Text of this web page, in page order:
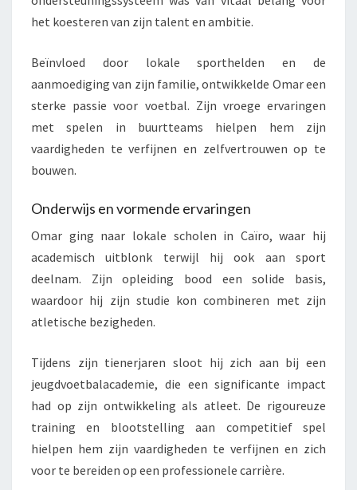
het koesteren van zijn talent en ambitie.
Beïnvloed door lokale sporthelden en de
aanmoediging van zijn familie, ontwikkelde Omar een
sterke passie voor voetbal. Zijn vroege ervaringen
met spelen in buurtteams hielpen hem zijn
vaardigheden te verfijnen en zelfvertrouwen op te
bouwen.
Onderwijs en vormende ervaringen
Omar ging naar lokale scholen in Caïro, waar hij
academisch uitblonk terwijl hij ook aan sport
deelnam. Zijn opleiding bood een solide basis,
waardoor hij zijn studie kon combineren met zijn
atletische bezigheden.
Tijdens zijn tienerjaren sloot hij zich aan bij een
jeugdvoetbalacademie, die een significante impact
had op zijn ontwikkeling als atleet. De rigoureuze
training en blootstelling aan competitief spel
hielpen hem zijn vaardigheden te verfijnen en zich
voor te bereiden op een professionele carrière.